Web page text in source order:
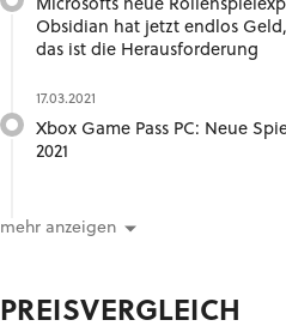
Obsidian hat jetzt endlos
das ist die Herausforderung
17.03.2021
Xbox Game Pass PC: Neue
2021
mehr anzeigen
PREISVERGLEICH